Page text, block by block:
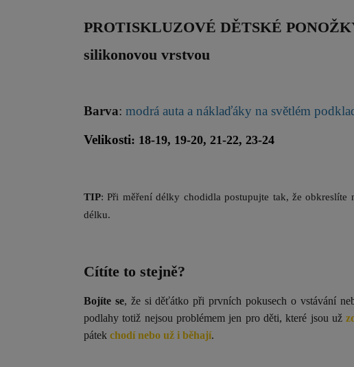
PROTISKLUZOVÉ DĚTSKÉ
silikonovou vrstvou
Barva: modrá auta a náklaďáky na světlém
Velikosti: 18-19, 19-20, 21-22, 23-24
TIP: Při měření délky chodidla postupujte tak, že
délku.
Cítíte to stejně?
Bojíte se, že si děťátko při prvních pokusech o vstávání
podlahy totiž nejsou problémem jen pro děti, které jsou už
pátek chodí nebo už i běhají.